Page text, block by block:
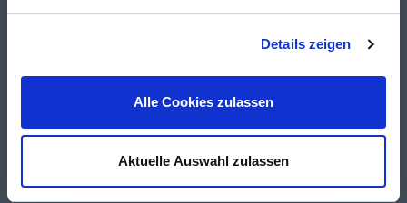
Details zeigen
Alle Cookies zulassen
Aktuelle Auswahl zulassen